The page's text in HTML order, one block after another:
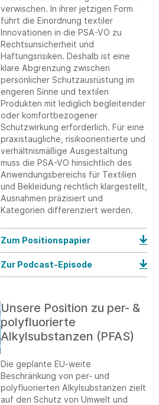
verwischen. In ihrer jetzigen Form
führt die Einordnung textiler
Innovationen in die PSA-VO zu
Rechtsunsicherheit und
Haftungsrisiken. Deshalb ist eine
klare Abgrenzung zwischen
persönlicher Schutzausrüstung im
engeren Sinne und textilen
Produkten mit lediglich begleitender
oder komfortbezogener
Schutzwirkung erforderlich. Für eine
praxistaugliche, risikoorientierte und
verhältnismäßige Ausgestaltung
muss die PSA-VO hinsichtlich des
Anwendungsbereichs für Textilien
und Bekleidung rechtlich klargestellt,
Ausnahmen präzisiert und
Kategorien differenziert werden.
Zum Positionspapier
Zur Podcast-Episode
Unsere Position zu per- &
polyfluorierte
Alkylsubstanzen (PFAS)
Die geplante EU-weite
Beschränkung von per- und
polyfluorierten Alkylsubstanzen zielt
auf den Schutz von Umwelt und